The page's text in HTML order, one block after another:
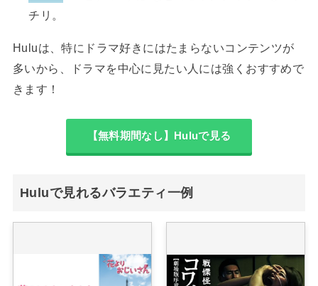
チリ。
Huluは、特にドラマ好きにはたまらないコンテンツが
多いから、ドラマを中心に見たい人には強くおすすめで
きます！
【無料期間なし】Huluで見る
Huluで見れるバラエティ一例